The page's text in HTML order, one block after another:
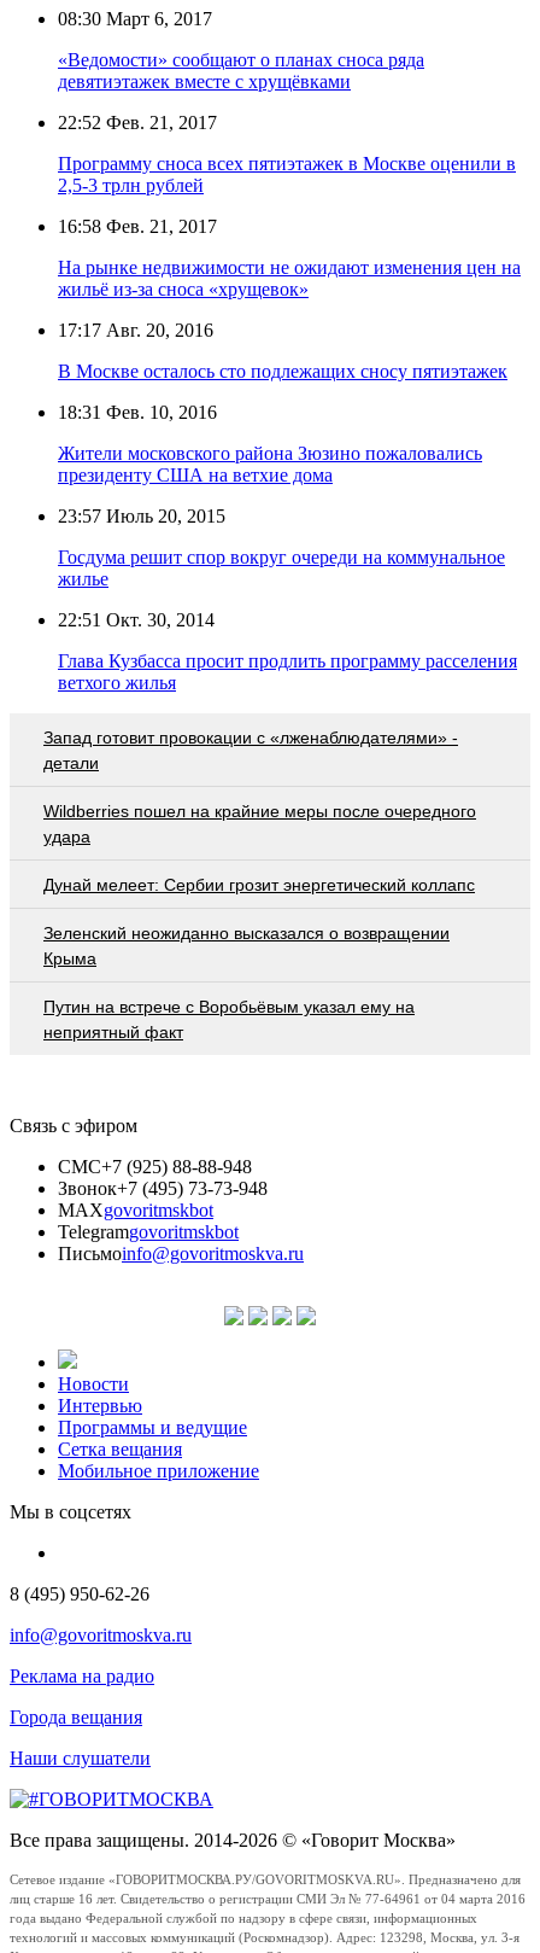
08:30 Март 6, 2017
«Ведомости» сообщают о планах сноса ряда
девятиэтажек вместе с хрущёвками
22:52 Фев. 21, 2017
Программу сноса всех пятиэтажек в Москве оценили в
2,5-3 трлн рублей
16:58 Фев. 21, 2017
На рынке недвижимости не ожидают изменения цен на
жильё из-за сноса «хрущевок»
17:17 Авг. 20, 2016
В Москве осталось сто подлежащих сносу пятиэтажек
18:31 Фев. 10, 2016
Жители московского района Зюзино пожаловались
президенту США на ветхие дома
23:57 Июль 20, 2015
Госдума решит спор вокруг очереди на коммунальное
жилье
22:51 Окт. 30, 2014
Глава Кузбасса просит продлить программу расселения
ветхого жилья
Запад готовит провокации с «лженаблюдателями» -
детали
Wildberries пошел на крайние меры после очередного
удара
Дунай мелеет: Сербии грозит энергетический коллапс
Зеленский неожиданно высказался о возвращении
Крыма
Путин на встрече с Воробьёвым указал ему на
неприятный факт
Связь с эфиром
СМС+7 (925) 88-88-948
Звонок+7 (495) 73-73-948
MAXgovoritmskbot
Telegramgovoritmskbot
Письмоinfo@govoritmoskva.ru
Новости
Интервью
Программы и ведущие
Сетка вещания
Мобильное приложение
Мы в соцсетях
8 (495) 950-62-26
info@govoritmoskva.ru
Реклама на радио
Города вещания
Наши слушатели
Все права защищены. 2014-2026 © «Говорит Москва»
Сетевое издание «ГОВОРИТМОСКВА.РУ/GOVORITMOSKVA.RU». Предназначено для
лиц старше 16 лет. Свидетельство о регистрации СМИ Эл № 77-64961 от 04 марта 2016
года выдано Федеральной службой по надзору в сфере связи, информационных
технологий и массовых коммуникаций (Роскомнадзор). Адрес: 123298, Москва, ул. 3-я